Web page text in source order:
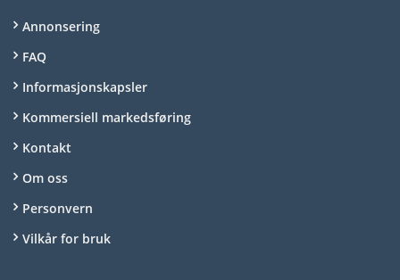
Annonsering
FAQ
Informasjonskapsler
Kommersiell markedsføring
Kontakt
Om oss
Personvern
Vilkår for bruk